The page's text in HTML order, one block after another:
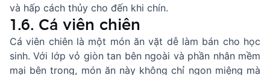
và hấp cách thủy cho đến khi chín.
1.6. Cá viên chiên
Cá viên chiên là một món ăn vặt dễ làm bán cho học
sinh. Với lớp vỏ giòn tan bên ngoài và phần nhân mềm
mại bên trong, món ăn này không chỉ ngon miệng mà